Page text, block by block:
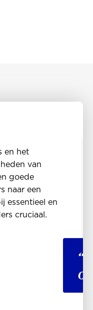
en het
van
goede
naar een
essentieel en
cruciaal.